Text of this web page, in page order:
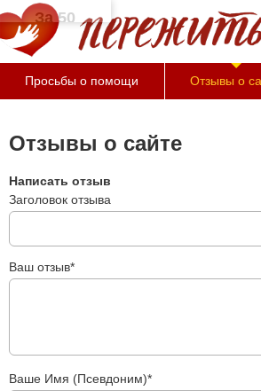
За 50 минут Вы можете
состояния и его
Просьбы о помощи Отзывы о
Отзывы о сайте
Написать отзыв
Заголовок отзыва
Ваш отзыв*
Ваше Имя (Псевдоним)*